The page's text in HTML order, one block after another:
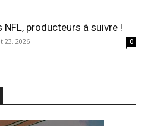
NFL, producteurs à suivre !
23, 2026 0